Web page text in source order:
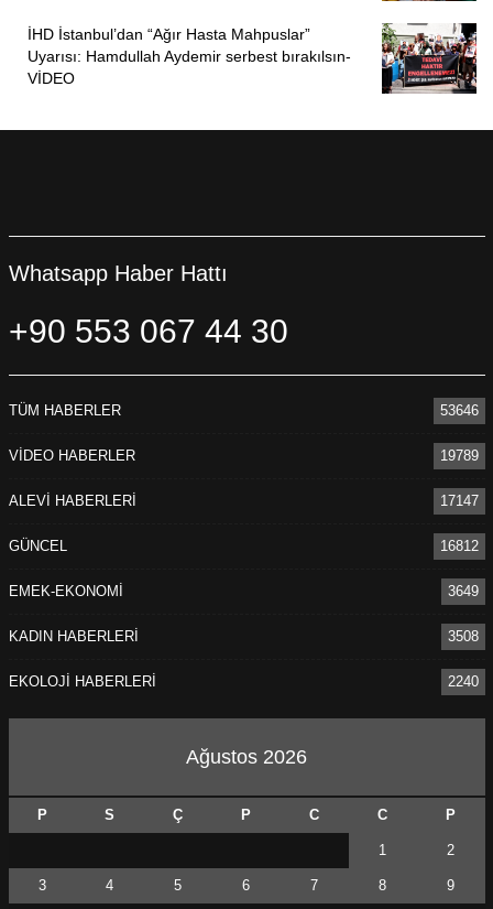
İHD İstanbul’dan “Ağır Hasta Mahpuslar”
Uyarısı: Hamdullah Aydemir serbest bırakılsın-
VİDEO
Whatsapp Haber Hattı
+90 553 067 44 30
TÜM HABERLER 53646
VİDEO HABERLER 19789
ALEVİ HABERLERİ 17147
GÜNCEL 16812
EMEK-EKONOMİ 3649
KADIN HABERLERİ 3508
EKOLOJİ HABERLERİ 2240
Ağustos 2026
P S Ç P C C P
1 2
3 4 5 6 7 8 9